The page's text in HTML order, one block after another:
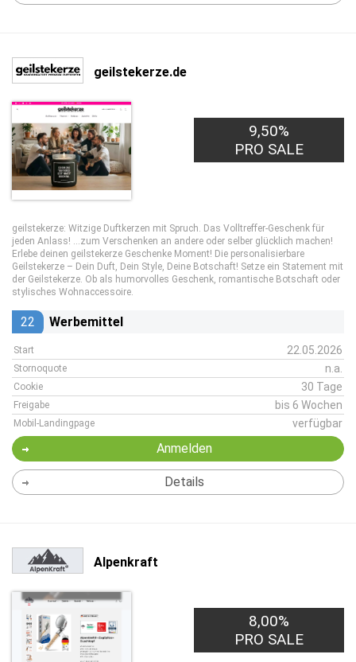
geilstekerze.de
9,50%
PRO SALE
geilstekerze: Witzige Duftkerzen mit Spruch. Das Volltreffer-Geschenk für
jeden Anlass! …zum Verschenken an andere oder selber glücklich machen!
Erlebe deinen geilstekerze Geschenke Moment! Die personalisierbare
Geilstekerze – Dein Duft, Dein Style, Deine Botschaft! Setze ein Statement mit
der Geilstekerze. Ob als humorvolles Geschenk, romantische Botschaft oder
stylisches Wohnaccessoire.
22 Werbemittel
Start 22.05.2026
Stornoquote n.a.
Cookie 30 Tage
Freigabe bis 6 Wochen
Mobil-Landingpage verfügbar
Anmelden
Details
Alpenkraft
8,00%
PRO SALE